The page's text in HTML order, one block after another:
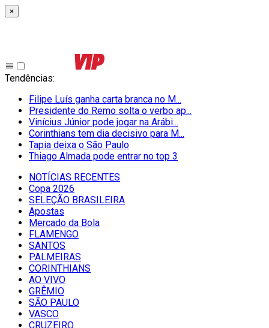
×
Tendências:
Filipe Luís ganha carta branca no M...
Presidente do Remo solta o verbo ap...
Vinícius Júnior pode jogar na Arábi...
Corinthians tem dia decisivo para M...
Tapia deixa o São Paulo
Thiago Almada pode entrar no top 3
NOTÍCIAS RECENTES
Copa 2026
SELEÇÃO BRASILEIRA
Apostas
Mercado da Bola
FLAMENGO
SANTOS
PALMEIRAS
CORINTHIANS
AO VIVO
GRÊMIO
SĀO PAULO
VASCO
CRUZEIRO